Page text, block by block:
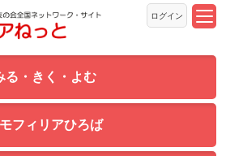
ログイン
る・きく・よむ
フィリアひろば